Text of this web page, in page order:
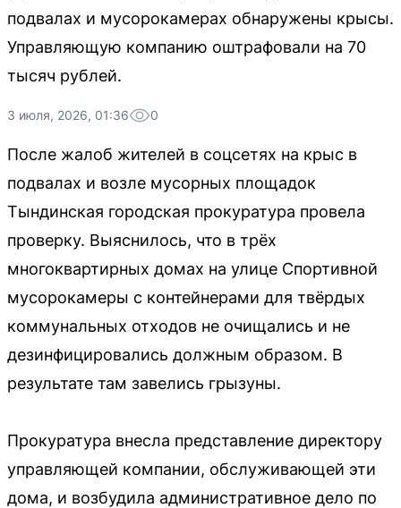
подвалах и мусорокамерах обнаружены крысы.
Управляющую компанию оштрафовали на 70
тысяч рублей.
3 июля, 2026, 01:36 0
После жалоб жителей в соцсетях на крыс в
подвалах и возле мусорных площадок
Тындинская городская прокуратура провела
проверку. Выяснилось, что в трёх
многоквартирных домах на улице Спортивной
мусорокамеры с контейнерами для твёрдых
коммунальных отходов не очищались и не
дезинфицировались должным образом. В
результате там завелись грызуны.
Прокуратура внесла представление директору
управляющей компании, обслуживающей эти
дома, и возбудила административное дело по